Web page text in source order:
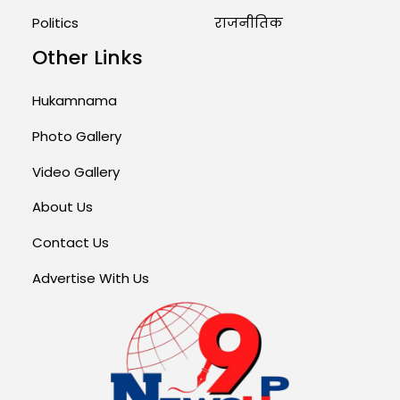
Politics
राजनीतिक
Other Links
Hukamnama
Photo Gallery
Video Gallery
About Us
Contact Us
Advertise With Us